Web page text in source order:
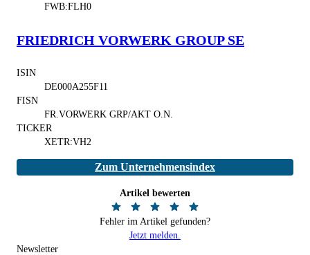
FWB:FLH0
FRIEDRICH VORWERK GROUP SE
ISIN
DE000A255F11
FISN
FR.VORWERK GRP/AKT O.N.
TICKER
XETR:VH2
Zum Unternehmensindex
Artikel bewerten
Fehler im Artikel gefunden?
Jetzt melden.
Newsletter